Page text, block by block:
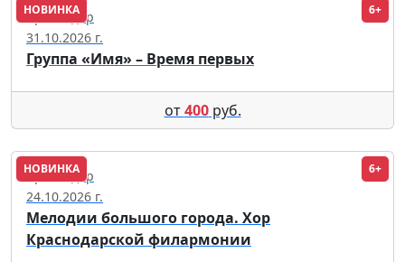
НОВИНКА 6+
Краснодар
31.10.2026 г.
Группа «Имя» – Время первых
от400руб.
НОВИНКА 6+
Краснодар
24.10.2026 г.
Мелодии большого города. Хор
Краснодарской филармонии